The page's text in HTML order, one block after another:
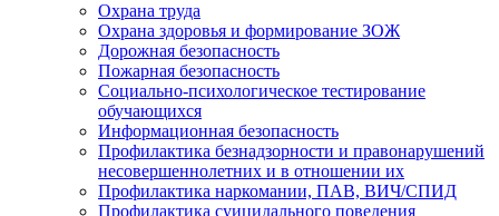
Охрана труда
Охрана здоровья и формирование ЗОЖ
Дорожная безопасность
Пожарная безопасность
Социально-психологическое тестирование
обучающихся
Информационная безопасность
Профилактика безнадзорности и правонарушений
несовершеннолетних и в отношении их
Профилактика наркомании, ПАВ, ВИЧ/СПИД
Профилактика суицидального поведения